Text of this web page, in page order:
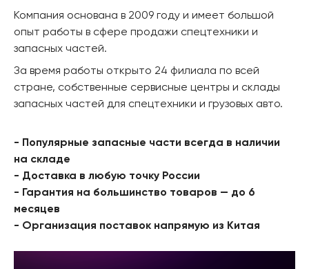
Компания основана в 2009 году и имеет большой
опыт работы в сфере продажи спецтехники и
запасных частей.
За время работы открыто 24 филиала по всей
стране, собственные сервисные центры и склады
запасных частей для спецтехники и грузовых авто.
- Популярные запасные части всегда в наличии
на складе
- Доставка в любую точку России
- Гарантия на большинство товаров — до 6
месяцев
- Организация поставок напрямую из Китая